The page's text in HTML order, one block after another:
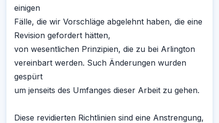
einigen
Fälle, die wir Vorschläge abgelehnt haben, die eine
Revision gefordert hätten,
von wesentlichen Prinzipien, die zu bei Arlington
vereinbart werden. Such Änderungen wurden
gespürt
um jenseits des Umfanges dieser Arbeit zu gehen.
Diese revidierten Richtlinien sind eine Anstrengung,